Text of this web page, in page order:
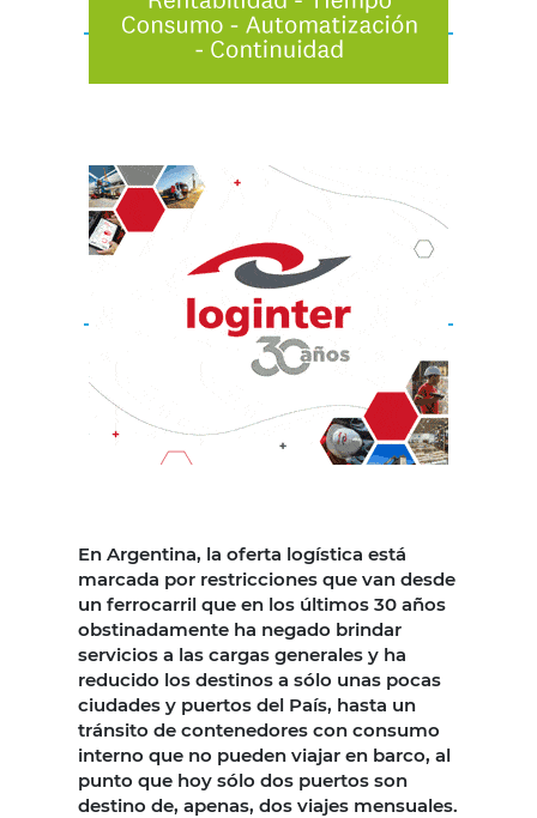
En Argentina, la oferta logística está
marcada por restricciones que van desde
un ferrocarril que en los últimos 30 años
obstinadamente ha negado brindar
servicios a las cargas generales y ha
reducido los destinos a sólo unas pocas
ciudades y puertos del País, hasta un
tránsito de contenedores con consumo
interno que no pueden viajar en barco, al
punto que hoy sólo dos puertos son
destino de, apenas, dos viajes mensuales.